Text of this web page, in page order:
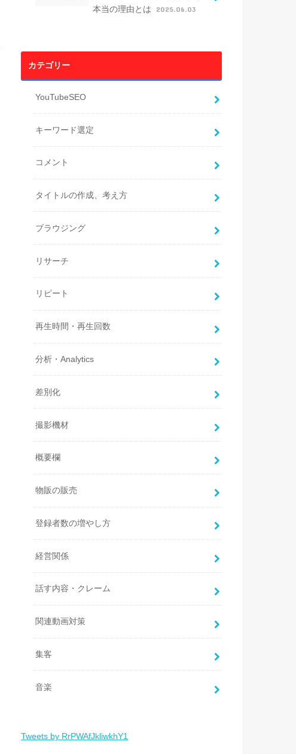
本当の理由とは
2025.06.03
カテゴリー
YouTubeSEO
キーワード選定
コメント
タイトルの作成、考え方
ブラウジング
リサーチ
リピート
再生時間・再生回数
分析・Analytics
差別化
撮影機材
概要欄
物販の販売
登録者数の増やし方
経営関係
話す内容・クレーム
関連動画対策
集客
音楽
Tweets by RrPWAfJkliwkhY1